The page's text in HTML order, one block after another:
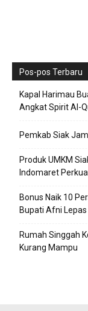
Pos-pos Terbaru
Kapal Harimau
Angkat Spirit Al-
Pemkab Siak
Produk UMKM
Indomaret
Bonus Naik 10
Bupati Afni
Rumah Singgah
Kurang Mampu